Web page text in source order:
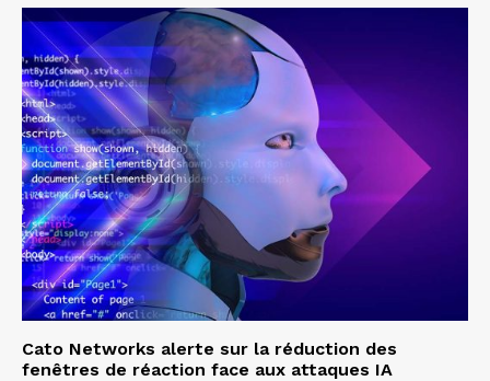
Cato Networks alerte sur la réduction des
fenêtres de réaction face aux attaques IA